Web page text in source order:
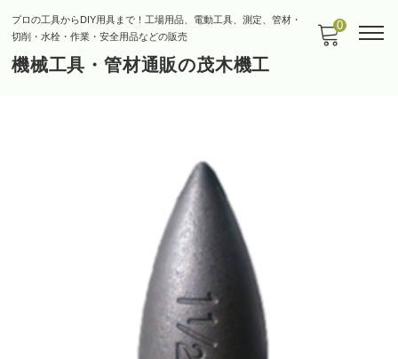
プロの工具からDIY用具まで！工場用品、電動工具、測定、管材・
切削・水栓・作業・安全用品などの販売
機械工具・管材通販の茂木機工
0